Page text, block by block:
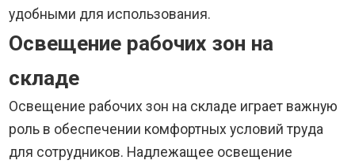
удобными для использования.
Освещение рабочих зон на
складе
Освещение рабочих зон на складе играет важную
роль в обеспечении комфортных условий труда
для сотрудников. Надлежащее освещение